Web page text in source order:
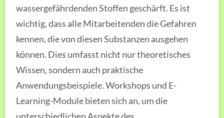
wassergefährdenden Stoffen geschärft. Es ist
wichtig, dass alle Mitarbeitenden die Gefahren
kennen, die von diesen Substanzen ausgehen
können. Dies umfasst nicht nur theoretisches
Wissen, sondern auch praktische
Anwendungsbeispiele. Workshops und E-
Learning-Module bieten sich an, um die